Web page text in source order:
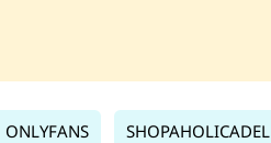
ONLYFANS SHOPAHOLICADEL